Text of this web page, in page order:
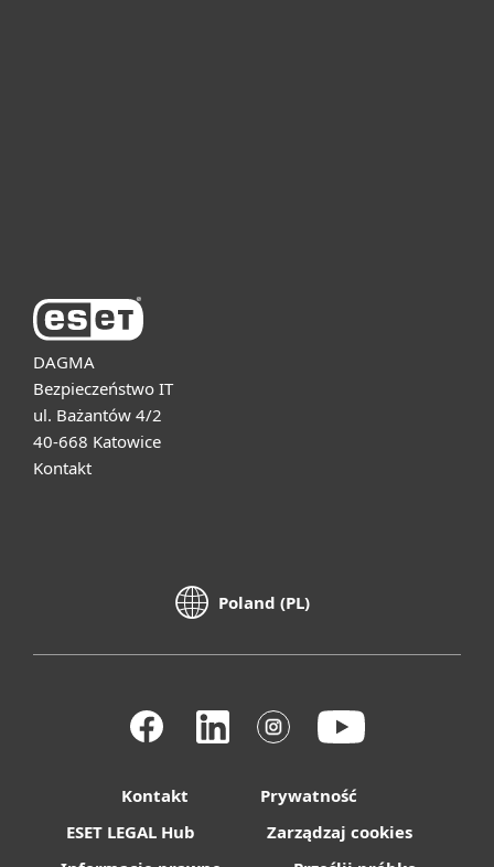
DAGMA
Bezpieczeństwo IT
ul. Bażantów 4/2
40-668 Katowice
Kontakt
Poland (PL)
Kontakt
Prywatność
ESET LEGAL Hub
Zarządzaj cookies